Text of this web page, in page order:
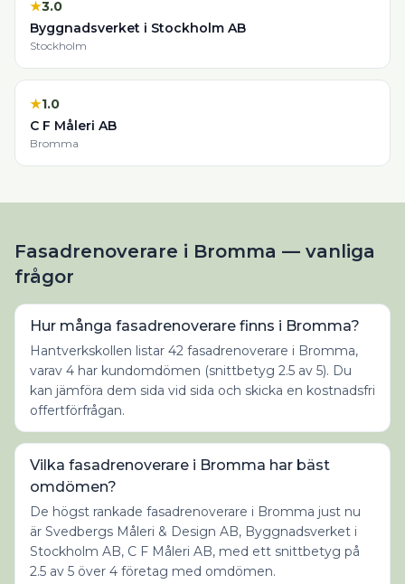
★3.0
Byggnadsverket i Stockholm AB
Stockholm
★1.0
C F Måleri AB
Bromma
Fasadrenoverare i Bromma — vanliga
frågor
Hur många fasadrenoverare finns i Bromma?
Hantverkskollen listar 42 fasadrenoverare i Bromma,
varav 4 har kundomdömen (snittbetyg 2.5 av 5). Du
kan jämföra dem sida vid sida och skicka en kostnadsfri
offertförfrågan.
Vilka fasadrenoverare i Bromma har bäst
omdömen?
De högst rankade fasadrenoverare i Bromma just nu
är Svedbergs Måleri & Design AB, Byggnadsverket i
Stockholm AB, C F Måleri AB, med ett snittbetyg på
2.5 av 5 över 4 företag med omdömen.